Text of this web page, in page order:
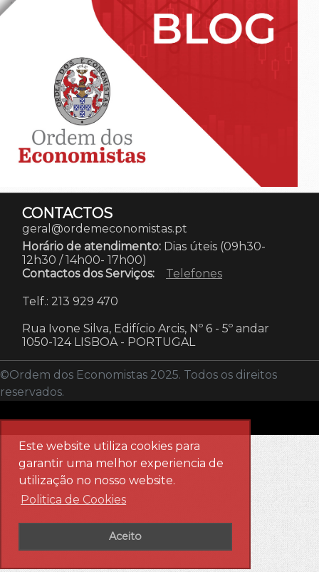
Este website utiliza cookies para
garantir uma melhor experiencia de
utilização no nosso website.
Politica de Cookies
Aceito
CONTACTOS
geral@ordemeconomistas.pt
Horário de atendimento: Dias úteis (09h30-
12h30 / 14h00- 17h00)
Contactos dos Serviços:
Telefones
Telf.: 213 929 470
Rua Ivone Silva, Edifício Arcis, Nº 6 - 5º andar
1050-124 LISBOA - PORTUGAL
©Ordem dos Economistas 2025. Todos os direitos
reservados.